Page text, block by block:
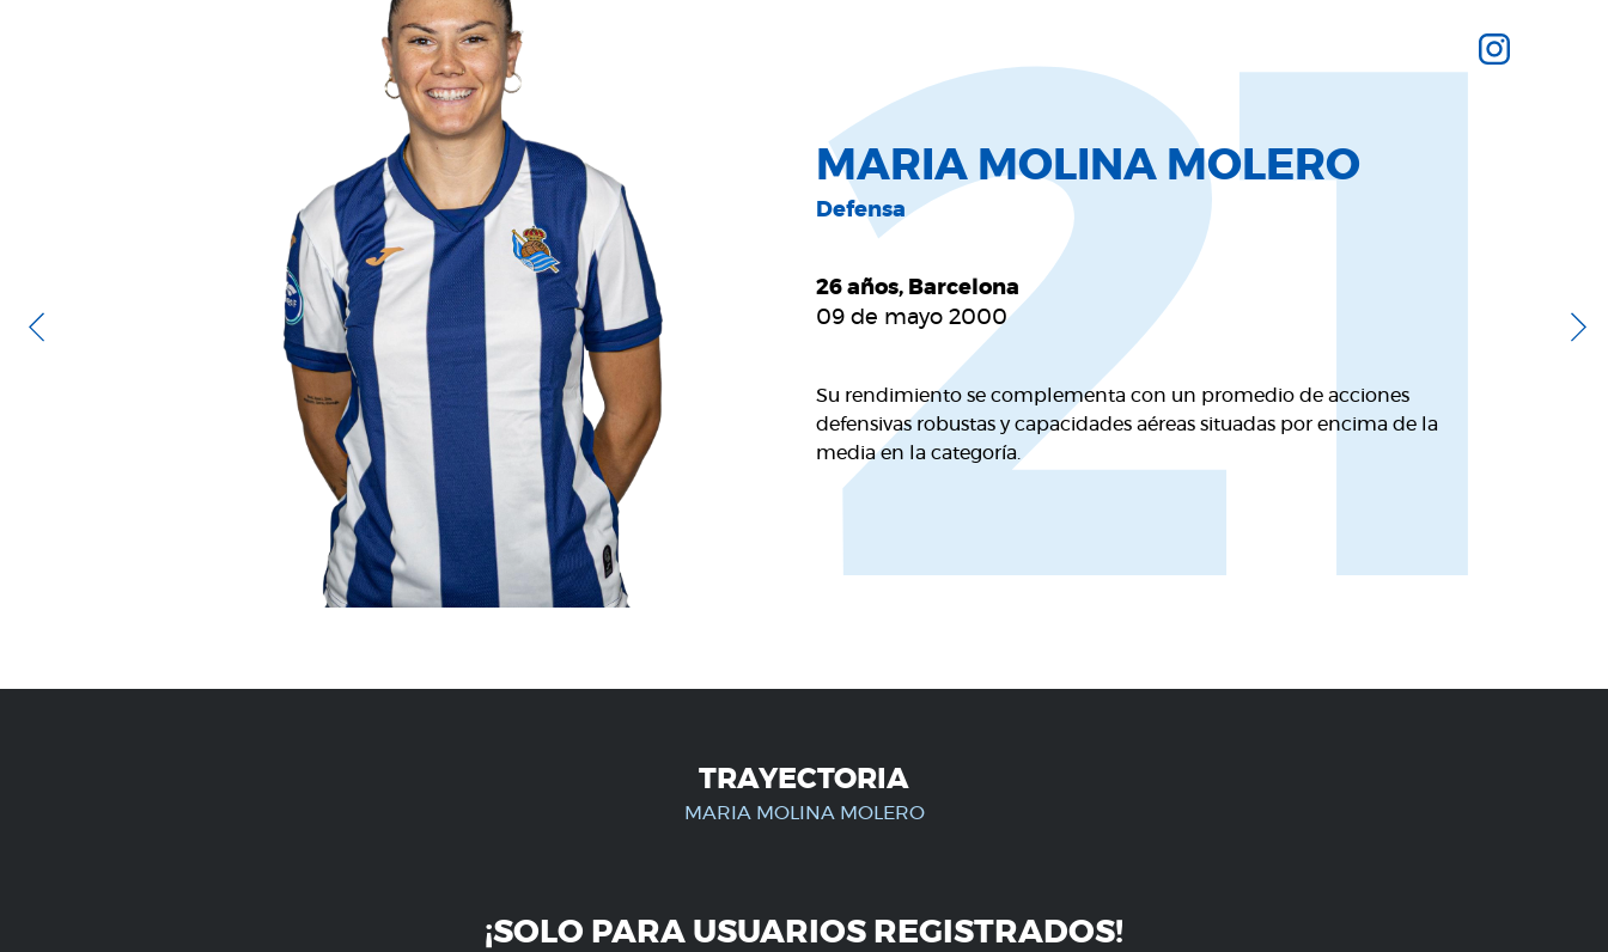
MARIA MOLINA MOLERO
Defensa
26 años, Barcelona
09 de mayo 2000
Su rendimiento se complementa con un promedio de acciones
defensivas robustas y capacidades aéreas situadas por encima de la
media en la categoría.
21
TRAYECTORIA
MARIA MOLINA MOLERO
¡SOLO PARA USUARIOS REGISTRADOS!